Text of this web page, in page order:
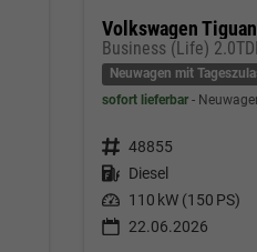
Volkswagen Tiguan
Business (Life)
Neuwagen mit
sofort lieferbar
Fahrzeugnr. 48855
Kraftstoff Diesel
Leistung 110 kW (150 PS)
22.06.2026